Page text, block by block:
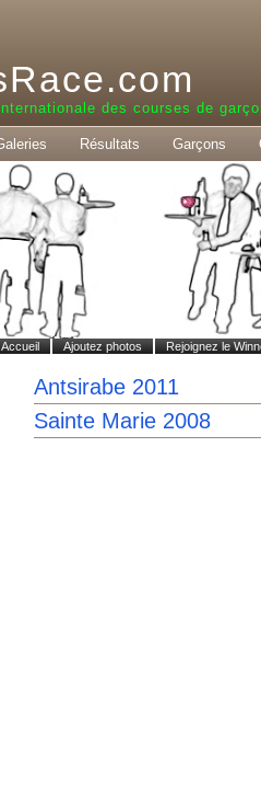
des courses de
Résultats Garçons
Accueil Ajoutez photos Rejoignez le
Antsirabe 2011
Sainte Marie 2008